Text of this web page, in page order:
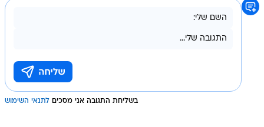
בשליחת התגובה אני מסכים לתנאי השימוש